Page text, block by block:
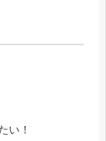
い！